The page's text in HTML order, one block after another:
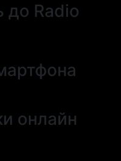
до Radio
онлайн